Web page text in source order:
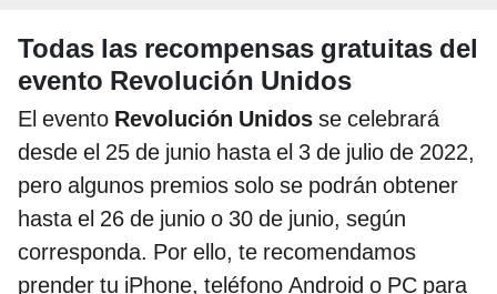
Todas las recompensas gratuitas del
evento Revolución Unidos
El evento Revolución Unidos se celebrará
desde el 25 de junio hasta el 3 de julio de 2022,
pero algunos premios solo se podrán obtener
hasta el 26 de junio o 30 de junio, según
corresponda. Por ello, te recomendamos
prender tu iPhone, teléfono Android o PC para